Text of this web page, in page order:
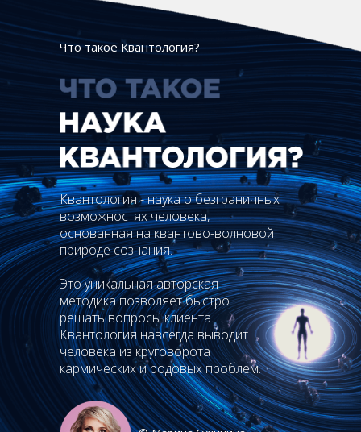
Что такое Квантология?
Квантология - наука о безграничных
возможностях человека,
основанная на квантово-волновой
природе сознания.
Это уникальная авторская
методика позволяет быстро
решать вопросы клиента.
Квантология навсегда выводит
человека из круговорота
кармических и родовых проблем.